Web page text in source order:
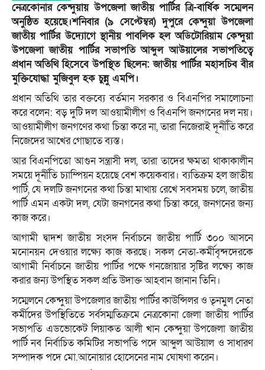
নেত্রকোনার কেন্দুয়ায় উপজেলা জাতীয় পার্টির ত্রি-বার্ষিক সম্মেলন
অনুষ্ঠিত হয়েছে।শনিবার (৯ সেপ্টেম্বর) দুপুরে কেন্দুয়া উপজেলা
জাতীয় পার্টির উদ্যোগে স্থানীয় পাবলিক হল অডিটোরিয়াম কেন্দুয়া
উপজেলা জাতীয় পার্টির সভাপতি আব্দুল আউয়ালের সভাপতিত্বে
প্রধান অতিথি হিসেবে উপস্থিত ছিলেন: জাতীয় পার্টির মহাসচিব বীর
মুক্তিযোদ্ধা মুজিবুল হক চুন্নু এমপি।
প্রধান অতিথি তার বক্তব্যে বর্তমান সরকার ও বিএনপির সমালোচনা
করে বলেন: বড় দুটি দল আওয়ামীলীগ ও বিএনপি জনগনের দল নয়।
আওয়ামীলীগ জনগণের কথা চিন্তা করে না, তারা নিজেরাই দূর্নীতি করে
নিজেদের আখের গোছাতে ব্যস্ত।
আর বিএনপিতো আগুন সন্ত্রাসী দল, তারা তাদের ক্ষমতা থাকাকালীন
সময়ে দূর্নীতি চ্যাম্পিয়ন হয়েছে বেশ কয়েকবার। ব্যতিক্রম হল জাতীয়
পার্টি, যে দলটি জনগনের কথা চিন্তা মাথায় রেখে সবসময় চলে, জাতীয়
পার্টি এমন একটা দল, যেটা জনগনের কথা চিন্তা করে, জনগনের জন্য
কাজ করে।
আগামী দ্বাদশ জাতীয় সংসদ নির্বাচনে জাতীয় পার্টি ৩০০ আসনে
মনোনয়ন দেওয়ার লক্ষ্যে কাজ করছে। সকল নেতা-কর্মীবৃন্দদেরকে
আগামী নির্বাচনে জাতীয় পার্টির পক্ষে গনজোয়ার সৃষ্টির লক্ষ্যে কাজ
করার জন্য উপস্থিত সকল প্রতি উদাক্ত আহবান জানান তিনি।
সম্মেলনে কেন্দুয়া উপজেলার জাতীয় পার্টির কাউন্সিলর ও তৃনমুল নেতা
কর্মীদের উপস্থিতিতে সর্বসম্মতিক্রমে নেত্রকোনা জেলা জাতীয় পার্টির
সভাপতি এডভোকেট লিয়াকত আলী খান কেন্দুয়া উপজেলা জাতীয়
পার্টি নব নির্বাচিত কমিটির সভাপতি পদে আব্দুল আউয়াল ও সাধারণ
সম্পাদক পদে মো.আনোয়ার হোসেনের নাম ঘোষণা করেন।